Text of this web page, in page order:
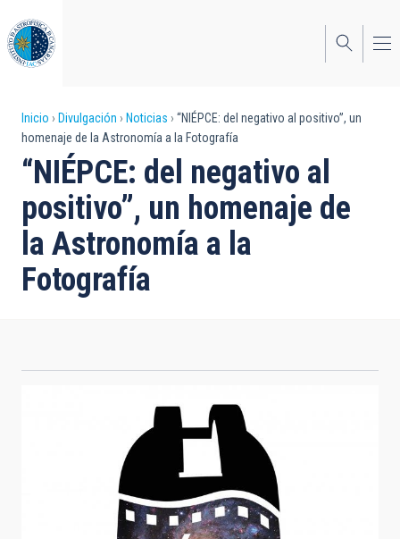
al
contenido
principal
Sobrescribir
enlaces
de
ayuda
a
la
Inicio Divulgación Noticias
“NIÉPCE: del negativo al positivo”, un
homenaje de la Astronomía a la Fotografía
“NIÉPCE: del negativo al
positivo”, un homenaje de
la Astronomía a la
Fotografía